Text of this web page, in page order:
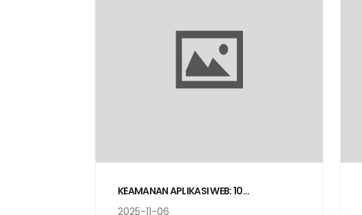
KEAMANAN APLIKASI WEB: 10...
2025-11-06